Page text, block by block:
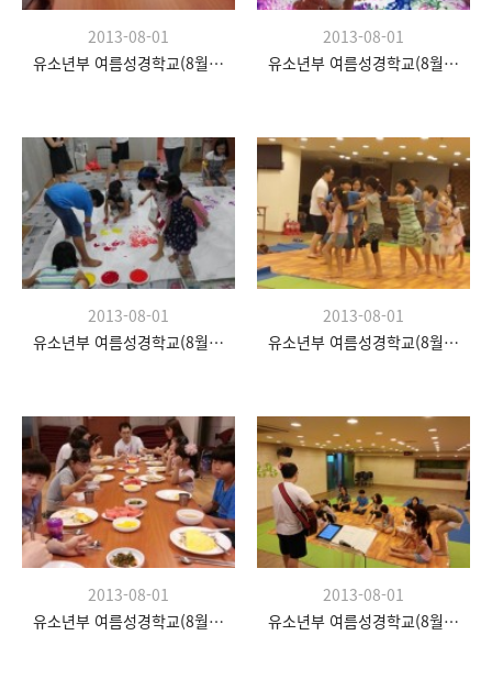
2013-08-01
유소년부 여름성경학교(8월 20일)
2013-08-01
유소년부 여름성경학교(8월 20일)
2013-08-01
유소년부 여름성경학교(8월 20일)
2013-08-01
유소년부 여름성경학교(8월 20일)
2013-08-01
유소년부 여름성경학교(8월 20일)
2013-08-01
유소년부 여름성경학교(8월 20일)